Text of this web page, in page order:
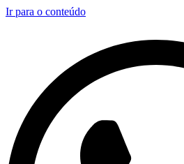
Ir para o conteúdo